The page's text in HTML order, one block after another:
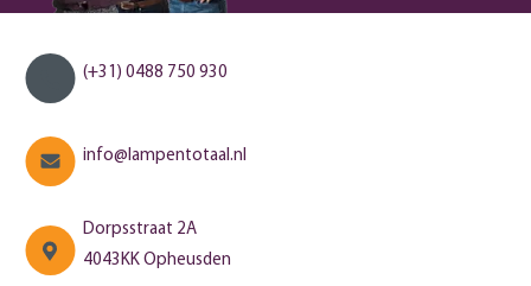
(+31) 0488 750 930
info@lampentotaal.nl
Dorpsstraat 2A
4043KK Opheusden